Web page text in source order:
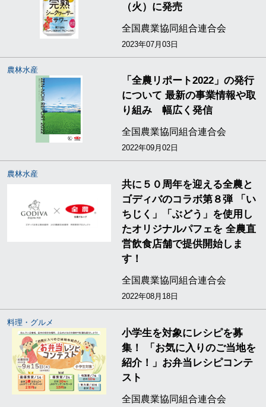
（火）に発売
全国農業協同組合連合会
2023年07月03日
農林水産
「全農リポート2022」の発行
について 最新の事業情報や取
り組み 幅広く発信
全国農業協同組合連合会
2022年09月02日
農林水産
共に５０周年を迎える全農と
ゴディバのコラボ第８弾 「い
ちじく」「ぶどう」を使用し
たオリジナルパフェを 全農直
営飲食店舗で提供開始しま
す！
全国農業協同組合連合会
2022年08月18日
料理・グルメ
小学生を対象にレシピを募
集！ 「お気に入りのご当地を
紹介！」お弁当レシピコンテ
スト
全国農業協同組合連合会